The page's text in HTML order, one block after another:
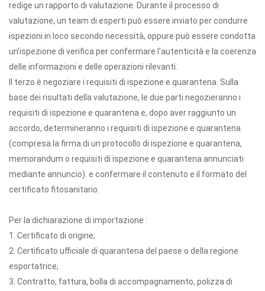
redige un rapporto di valutazione. Durante il processo di
valutazione, un team di esperti può essere inviato per condurre
ispezioni in loco secondo necessità, oppure può essere condotta
un'ispezione di verifica per confermare l'autenticità e la coerenza
delle informazioni e delle operazioni rilevanti.
Il terzo è negoziare i requisiti di ispezione e quarantena. Sulla
base dei risultati della valutazione, le due parti negozieranno i
requisiti di ispezione e quarantena e, dopo aver raggiunto un
accordo, determineranno i requisiti di ispezione e quarantena
(compresa la firma di un protocollo di ispezione e quarantena,
memorandum o requisiti di ispezione e quarantena annunciati
mediante annuncio). e confermare il contenuto e il formato del
certificato fitosanitario.
Per la dichiarazione di importazione :
1. Certificato di origine;
2. Certificato ufficiale di quarantena del paese o della regione
esportatrice;
3. Contratto, fattura, bolla di accompagnamento, polizza di